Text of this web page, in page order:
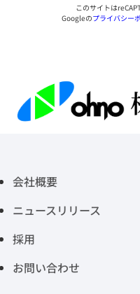
このサイトは
Googleのプライバシー
会社概要
ニュースリリース
採用
お問い合わせ